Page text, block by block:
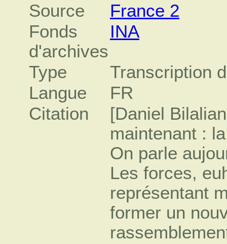
Source
France 2
Fonds
d'archives
INA
Type
Transcription
Langue
FR
Citation
[Daniel
maintenant :
On parle
Les forces,
représentant
former un